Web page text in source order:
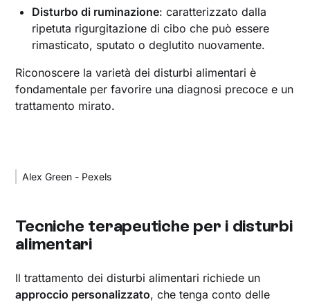
Disturbo di ruminazione: caratterizzato dalla
ripetuta rigurgitazione di cibo che può essere
rimasticato, sputato o deglutito nuovamente.
Riconoscere la varietà dei disturbi alimentari è
fondamentale per favorire una diagnosi precoce e un
trattamento mirato.
Alex Green - Pexels
Tecniche terapeutiche per i disturbi
alimentari
Il trattamento dei disturbi alimentari richiede un
approccio personalizzato, che tenga conto delle